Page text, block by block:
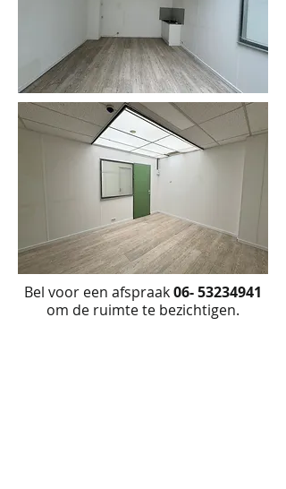
Bel voor een afspraak06- 53234941
om de ruimte te bezichtigen.